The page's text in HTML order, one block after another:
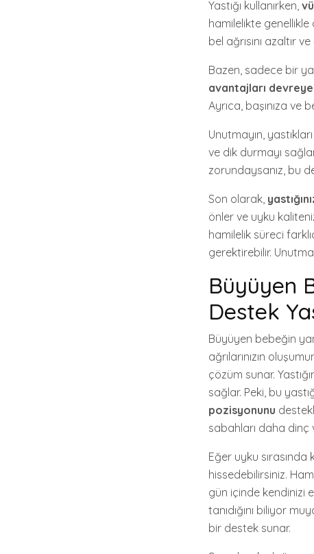
Yastığı kullanırken,
hamilelikte genellikle
bel ağrısını azaltır
Bazen, sadece bir
avantajları
Ayrıca, başınıza ve
Unutmayın,
ve dik durmayı
zorundaysanız, bu
Son olarak,
önler ve uyku
hamilelik süreci
gerektirebilir.
Büyüyen
Destek
Büyüyen bebeğin
ağrılarınızın
çözüm sunar.
sağlar. Peki, bu
pozisyonunu
sabahları daha dinç
Eğer uyku sırasında
hissedebilirsiniz.
gün içinde kendinizi
tanıdığını biliyor
bir destek sunar.